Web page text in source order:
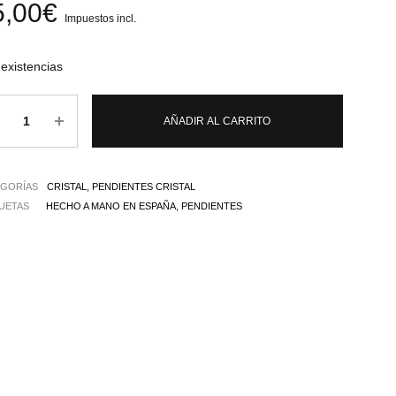
€ Impuestos incl.
AÑADIR AL CARRITO
CRISTAL
PENDIENTES CRISTAL
HECHO A MANO EN ESPAÑA, PENDIENTES